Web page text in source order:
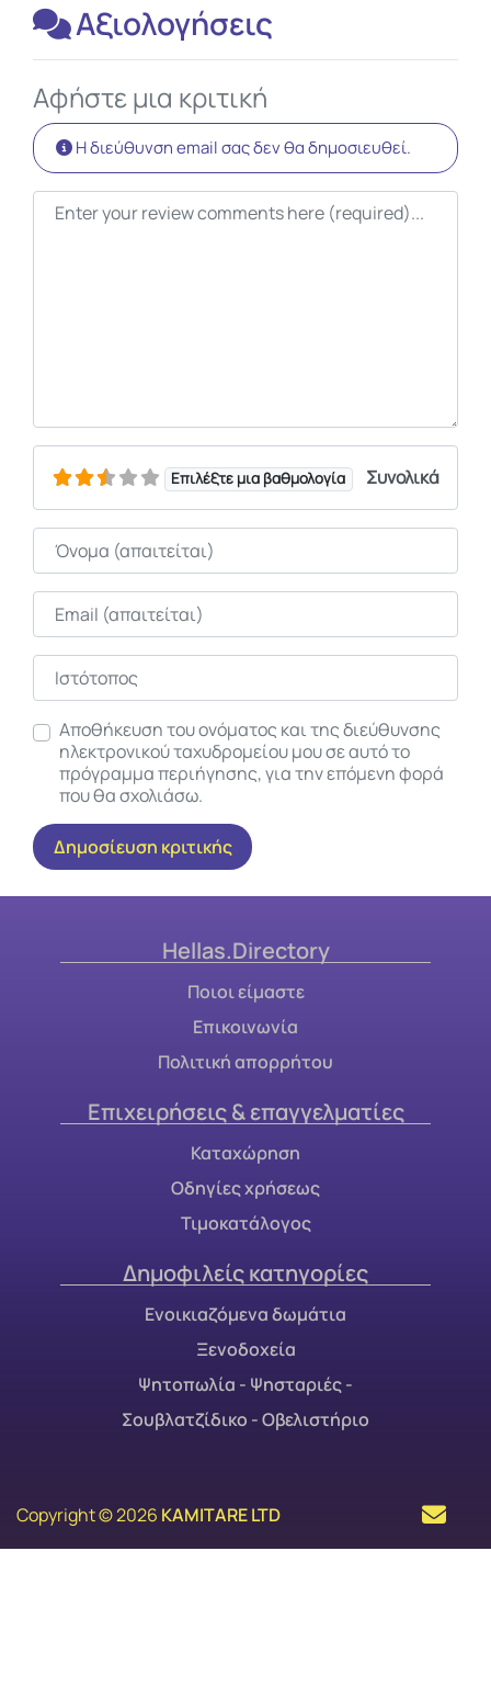
Αξιολογήσεις
Αφήστε μια κριτική
Η διεύθυνση email σας δεν θα δημοσιευθεί.
Κείμενο κριτικής
Επιλέξτε μια βαθμολογία Συνολικά
Όνομα
Email
Ιστότοπος
Αποθήκευση του ονόματος και της διεύθυνσης
ηλεκτρονικού ταχυδρομείου μου σε αυτό το
πρόγραμμα περιήγησης, για την επόμενη φορά
που θα σχολιάσω.
Hellas.Directory
Ποιοι είμαστε
Επικοινωνία
Πολιτική απορρήτου
Επιχειρήσεις & επαγγελματίες
Καταχώρηση
Οδηγίες χρήσεως
Τιμοκατάλογος
Δημοφιλείς κατηγορίες
Ενοικιαζόμενα δωμάτια
Ξενοδοχεία
Ψητοπωλία - Ψησταριές -
Σουβλατζίδικο - Οβελιστήριο
Copyright © 2026 KAMITARE LTD